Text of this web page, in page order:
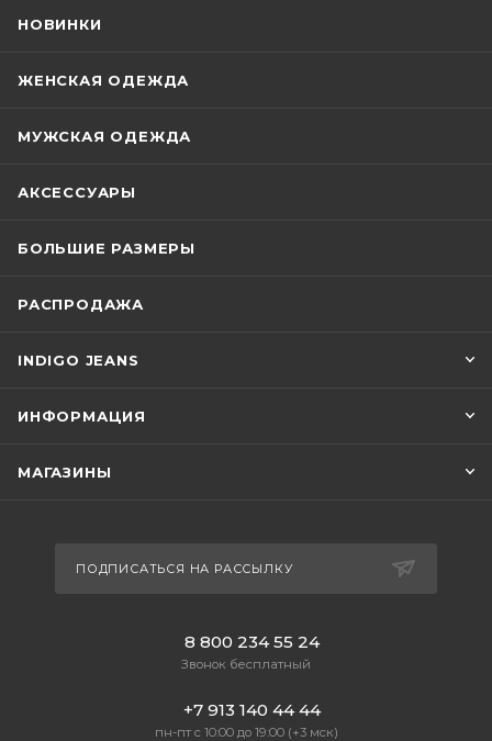
НОВИНКИ
ЖЕНСКАЯ ОДЕЖДА
МУЖСКАЯ ОДЕЖДА
АКСЕССУАРЫ
БОЛЬШИЕ РАЗМЕРЫ
РАСПРОДАЖА
INDIGO JEANS
ИНФОРМАЦИЯ
МАГАЗИНЫ
ПОДПИСАТЬСЯ НА РАССЫЛКУ
8 800 234 55 24
Звонок бесплатный
+7 913 140 44 44
пн-пт с 10:00 до 19:00 (+3 мск)